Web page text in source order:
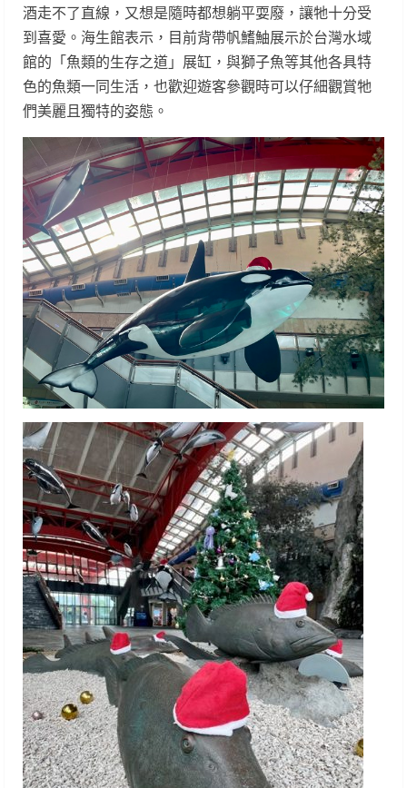
酒走不了直線，又想是隨時都想躺平耍廢，讓牠十分受
到喜愛。海生館表示，目前背帶帆鰭鮋展示於台灣水域
館的「魚類的生存之道」展缸，與獅子魚等其他各具特
色的魚類一同生活，也歡迎遊客參觀時可以仔細觀賞牠
們美麗且獨特的姿態。